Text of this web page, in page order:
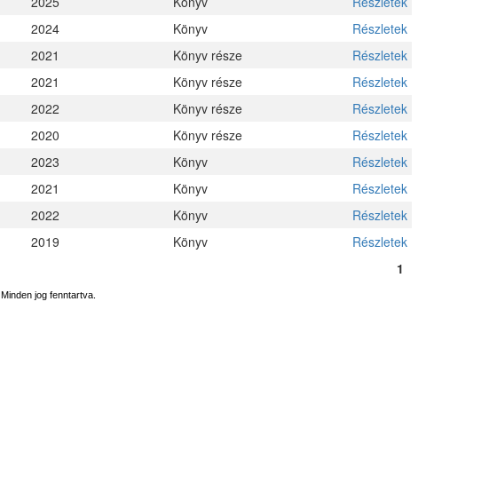
2024 Könyv
Részletek
2021 Könyv része
Részletek
2021 Könyv része
Részletek
2022 Könyv része
Részletek
2020 Könyv része
Részletek
2023 Könyv
Részletek
2021 Könyv
Részletek
2022 Könyv
Részletek
2019 Könyv
Részletek
1
Minden jog fenntartva.